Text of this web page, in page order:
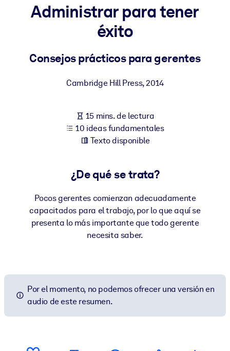
Integre conocimientos verificados y breves en su LMS/LXP para
obtener mejores resultados de aprendizaje.
Para bibliotecas corporativas
empresariales confiables y listos para usar.
Para sistemas de IA
Alimente sus sistemas de IA con conocimientos fiables y
Administrar para tener
éxito
Consejos prácticos para gerentes
Cambridge Hill Press,2014
15 mins. de lectura
10 ideas fundamentales
Texto disponible
¿De qué se trata?
Pocos gerentes comienzan adecuadamente
capacitados para el trabajo, por lo que aquí se
presenta lo más importante que todo gerente
necesita saber.
Por el momento, no podemos ofrecer una versión en
audio de este resumen.